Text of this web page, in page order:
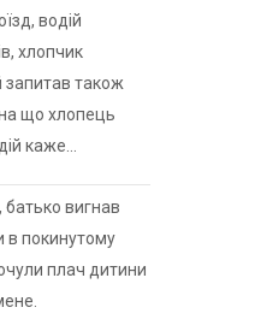
водій
хлопчик
запитав також
на що хлопець
каже…
батько вигнав
покинутому
плач дитини